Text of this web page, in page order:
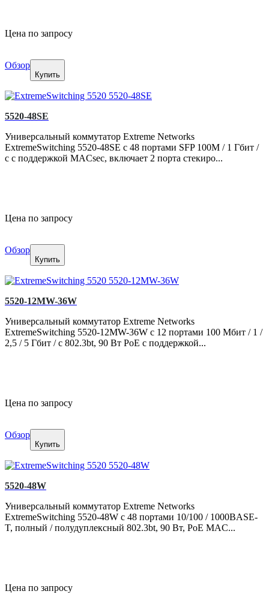
Цена по запросу
Обзор
Купить
5520-48SE
Универсальный коммутатор Extreme Networks
ExtremeSwitching 5520-48SE с 48 портами SFP 100M / 1 Гбит /
с с поддержкой MACsec, включает 2 порта стекиро...
Цена по запросу
Обзор
Купить
5520-12MW-36W
Универсальный коммутатор Extreme Networks
ExtremeSwitching 5520-12MW-36W с 12 портами 100 Мбит / 1 /
2,5 / 5 Гбит / с 802.3bt, 90 Вт PoE с поддержкой...
Цена по запросу
Обзор
Купить
5520-48W
Универсальный коммутатор Extreme Networks
ExtremeSwitching 5520-48W с 48 портами 10/100 / 1000BASE-
T, полный / полудуплексный 802.3bt, 90 Вт, PoE MAC...
Цена по запросу